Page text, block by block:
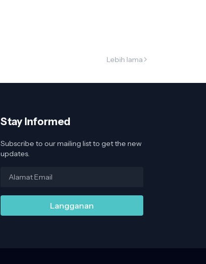
Lebih lama
Stay Informed
Subscribe to our mailing list to get the new
updates.